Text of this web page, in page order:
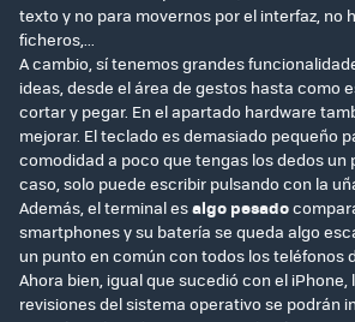
texto y no para movernos por el interfaz, no
ficheros,...
A cambio, sí tenemos grandes
ideas, desde el área de gestos hasta como
cortar y pegar. En el apartado hardware
mejorar. El teclado es demasiado pequeño
comodidad a poco que tengas los dedos un
caso, solo puede escribir pulsando con la
Además, el terminal esalgo pesado
smartphones y su batería se queda algo
un punto en común con todos los teléfonos
Ahora bien, igual que sucedió con el iPhone,
revisiones del sistema operativo se podrán